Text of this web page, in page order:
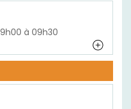
09h00 à 09h30